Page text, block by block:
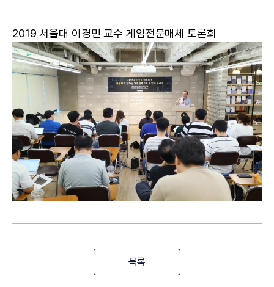
2019 서울대 이경민 교수 게임전문매체 토론회
목록